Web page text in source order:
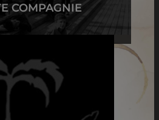
COMPAGNIE